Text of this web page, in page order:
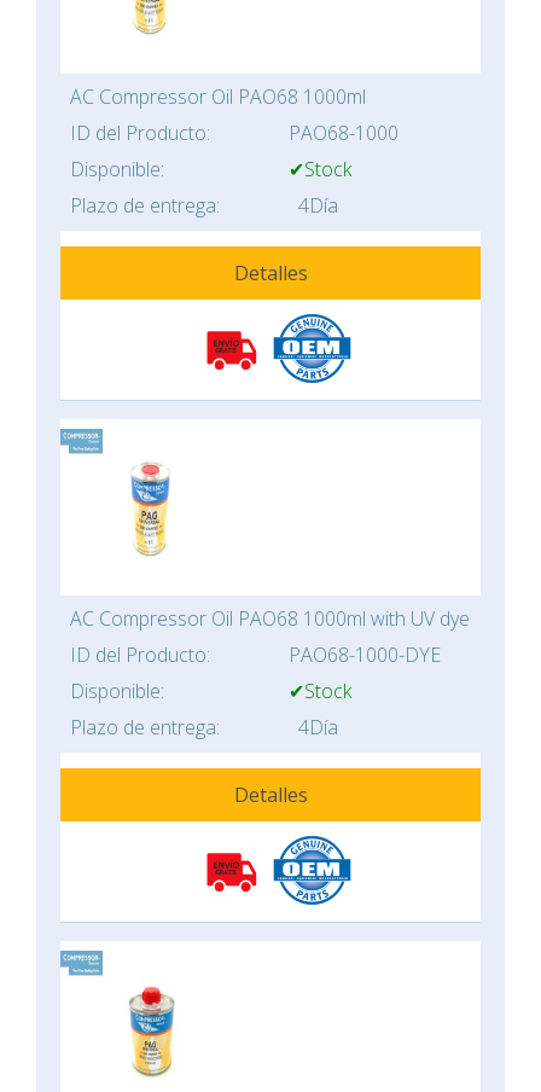
AC Compressor Oil PAO68 1000ml
ID del Producto:
PAO68-1000
Disponible:
✔Stock
Plazo de entrega:
4Día
Detalles
AC Compressor Oil PAO68 1000ml with UV dye
ID del Producto:
PAO68-1000-DYE
Disponible:
✔Stock
Plazo de entrega:
4Día
Detalles